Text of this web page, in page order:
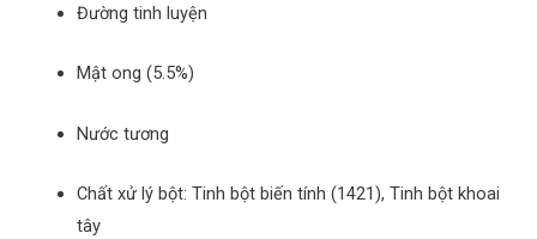
Đường tinh luyện
Mật ong (5.5%)
Nước tương
Chất xử lý bột: Tinh bột biến tính (1421), Tinh bột khoai
tây